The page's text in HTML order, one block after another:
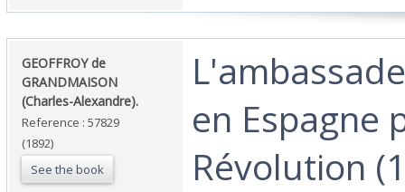
‎GEOFFROY de
GRANDMAISON
(Charles-Alexandre).‎
Reference : 57829
(1892)
See the book
en Espagne
Révolution